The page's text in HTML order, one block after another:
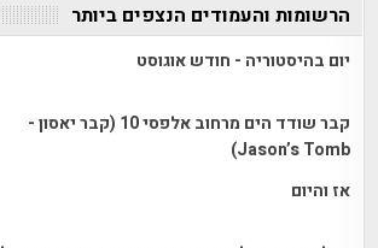
הרשומות והעמודים הנצפים ביותר
יום בהיסטוריה - חודש אוגוסט
קבר שודד הים מרחוב אלפסי 10 (קבר יאסון -
Jason’s Tomb)
אז והיום